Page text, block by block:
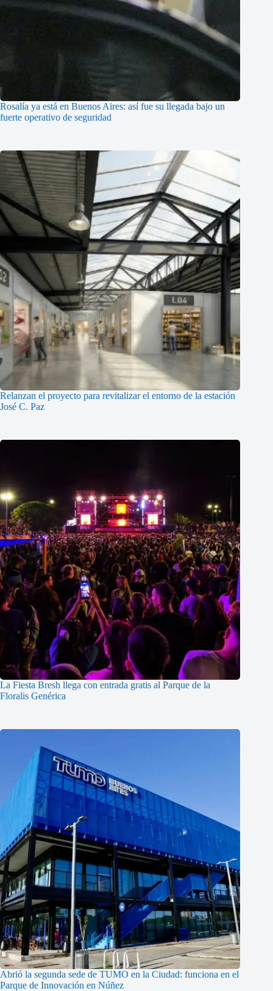
Rosalía ya está en Buenos Aires: así fue su llegada bajo un
fuerte operativo de seguridad
Relanzan el proyecto para revitalizar el entorno de la estación
José C. Paz
La Fiesta Bresh llega con entrada gratis al Parque de la
Floralis Genérica
Abrió la segunda sede de TUMO en la Ciudad: funciona en el
Parque de Innovación en Núñez